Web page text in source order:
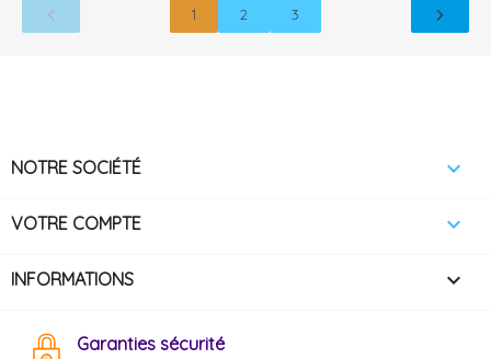
1 2 3
NOTRE SOCIÉTÉ 
VOTRE COMPTE 
INFORMATIONS keyboard_arrow_down
Garanties sécurité